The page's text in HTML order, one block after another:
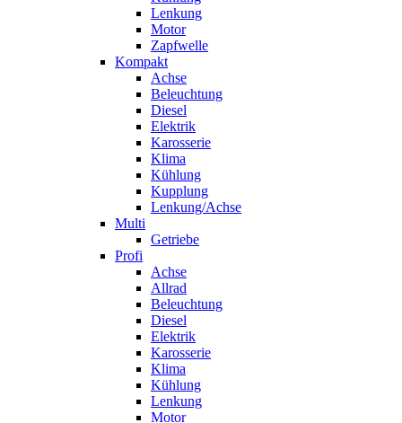
Lenkung
Motor
Zapfwelle
Kompakt
Achse
Beleuchtung
Diesel
Elektrik
Karosserie
Klima
Kühlung
Kupplung
Lenkung/Achse
Multi
Getriebe
Profi
Achse
Allrad
Beleuchtung
Diesel
Elektrik
Karosserie
Klima
Kühlung
Lenkung
Motor